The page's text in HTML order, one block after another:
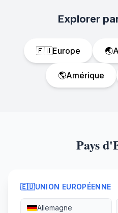
Explorer
🇪🇺Europe 🌏
🌎Amérique
Pays
🇪🇺UNION EUROPÉENNE
Allemagne